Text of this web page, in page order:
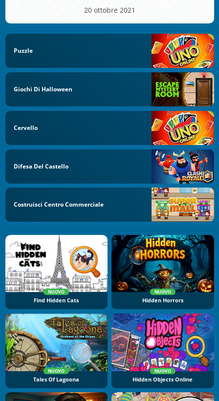
20 ottobre 2021
Puzzle
Giochi Di Halloween
Cervello
Difesa Del Castello
Costruisci Centro Commerciale
NUOVO
Find Hidden Cats
NUOVO
Hidden Horrors
NUOVO
Tales Of Lagoona
NUOVO
Hidden Objects Online